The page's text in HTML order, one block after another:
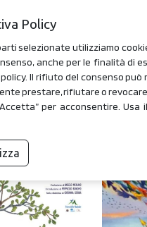
Policy
selezionate utilizziamo
anche per le finalità di
Il rifiuto del consenso
prestare, rifiutare o
per acconsentire.